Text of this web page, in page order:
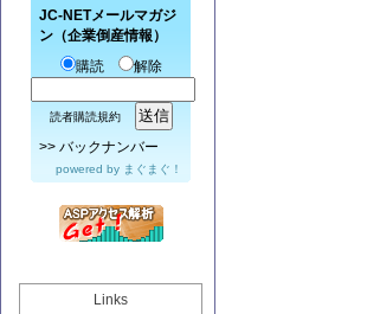
JC-NETメールマガジ
ン（企業倒産情報）
購読
解除
読者購読規約
>> バックナンバー
powered by まぐまぐ！
Links